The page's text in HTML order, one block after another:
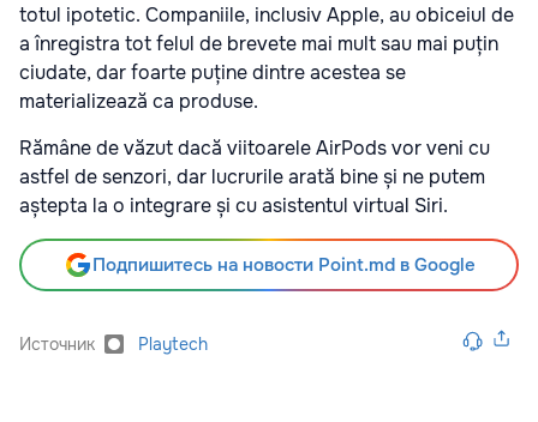
totul ipotetic. Companiile, inclusiv Apple, au obiceiul de
a înregistra tot felul de brevete mai mult sau mai puțin
ciudate, dar foarte puține dintre acestea se
materializează ca produse.
Rămâne de văzut dacă viitoarele AirPods vor veni cu
astfel de senzori, dar lucrurile arată bine și ne putem
aștepta la o integrare și cu asistentul virtual Siri.
Подпишитесь на новости Point.md в Google
Источник Playtech